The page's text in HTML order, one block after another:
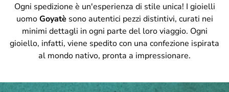
Ogni spedizione è un'esperienza di stile unica! I gioielli
uomoGoyatè sono autentici pezzi distintivi, curati nei
minimi dettagli in ogni parte del loro viaggio. Ogni
gioiello, infatti, viene spedito con una confezione ispirata
al mondo nativo, pronta a impressionare.